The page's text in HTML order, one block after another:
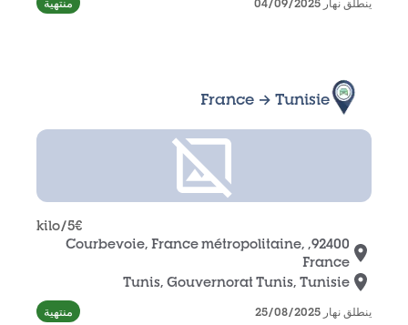
ينطلق نهار 04/09/2025
France → Tunisie
5€
/kilo
92400, Courbevoie, France métropolitaine,
France
Tunis, Gouvernorat Tunis, Tunisie
ينطلق نهار 25/08/2025 منتهية